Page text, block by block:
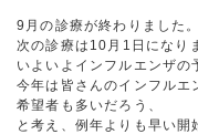
9月の診療が終わりました。
次の診療は10月1日になり
いよいよインフルエンザの
今年は皆さんのインフルエ
希望者も多いだろう、
と考え、例年よりも早い開